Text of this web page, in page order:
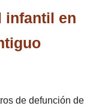
infantil en
de defunción de